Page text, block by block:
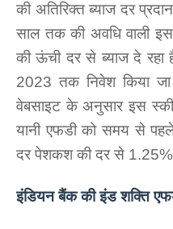
की अतिरिक्त ब्याज दर
साल तक की अवधि वाली
की ऊंची दर से ब्याज दे
2023 तक निवेश किया
वेबसाइट के अनुसार इस
यानी एफडी को समय से
दर पेशकश की दर से 1.25%
इंडियन बैंक की इंड शक्ति